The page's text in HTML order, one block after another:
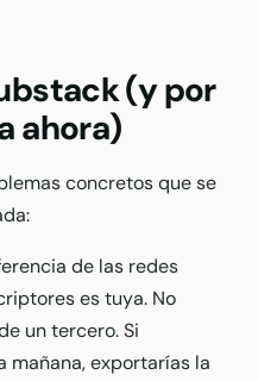
(y por
ahora)
concretos que se
de las redes
es tuya. No
un tercero. Si
mañana, exportarías la